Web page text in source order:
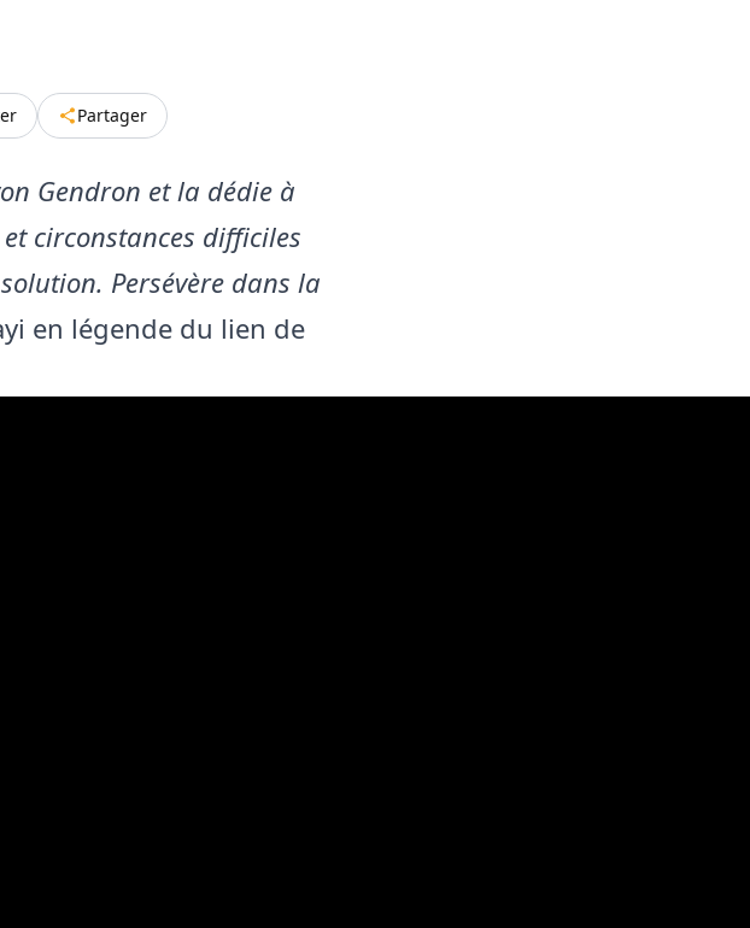
Partager
Gendron et la dédie à
circonstances difficiles
Persévère dans la
en légende du lien de